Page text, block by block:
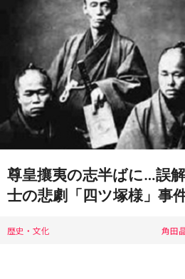
尊皇攘夷の志半ばに…誤
士の悲劇「四ツ塚様」事件
歴史・文化 角田